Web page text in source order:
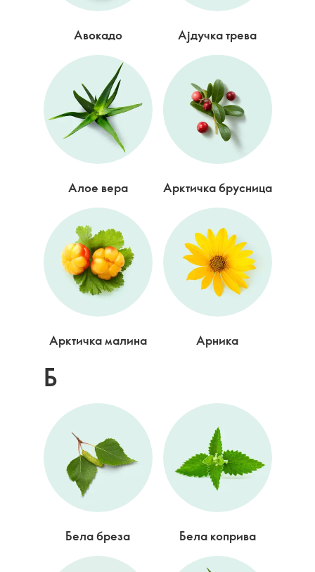
Авокадо Ајдучка трева
Алое вера Арктичка брусница
Арктичка малина Арника
Б
Бела бреза Бела коприва